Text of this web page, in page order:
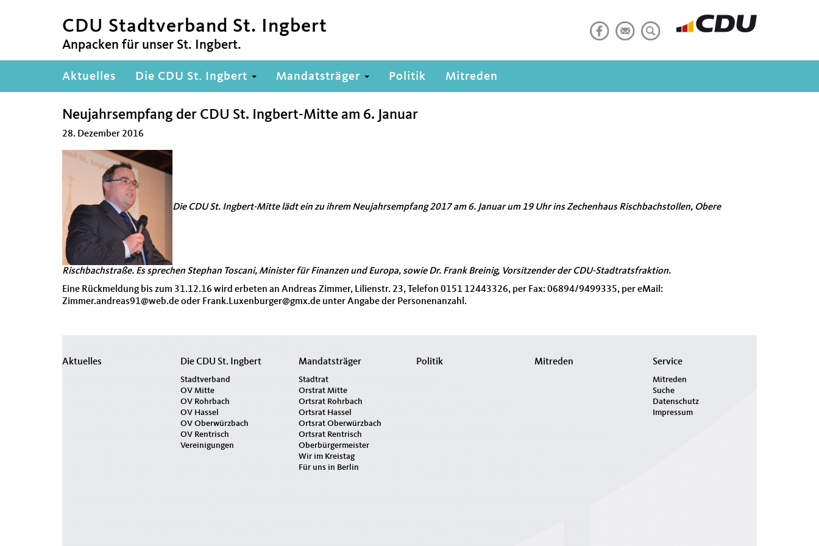
CDU Stadtverband St. Ingbert
Anpacken für unser St. Ingbert.
Hauptnavigation
Aktuelles Die CDU St. Ingbert Mandatsträger Politik Mitreden
Neujahrsempfang der CDU St. Ingbert-Mitte am 6. Januar
28. Dezember 2016
Die CDU St. Ingbert-Mitte lädt ein zu ihrem Neujahrsempfang 2017 am 6. Januar um 19 Uhr ins Zechenhaus Rischbachstollen, Obere
Rischbachstraße. Es sprechen Stephan Toscani, Minister für Finanzen und Europa, sowie Dr. Frank Breinig, Vorsitzender der CDU-Stadtratsfraktion.
Eine Rückmeldung bis zum 31.12.16 wird erbeten an Andreas Zimmer, Lilienstr. 23, Telefon 0151 12443326, per Fax: 06894/9499335, per eMail:
Zimmer.andreas91@web.de oder Frank.Luxenburger@gmx.de unter Angabe der Personenanzahl.
Seitenübersicht
Aktuelles Die CDU St. Ingbert
Stadtverband
OV Mitte
OV Rohrbach
OV Hassel
OV Oberwürzbach
OV Rentrisch
Vereinigungen
Mandatsträger
Stadtrat
Orstrat Mitte
Ortsrat Rohrbach
Ortsrat Hassel
Ortsrat Oberwürzbach
Ortsrat Rentrisch
Oberbürgermeister
Wir im Kreistag
Für uns in Berlin
Politik Mitreden Service
Mitreden
Suche
Datenschutz
Impressum